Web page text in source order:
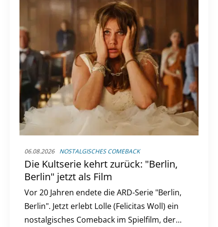
06.08.2026 NOSTALGISCHES COMEBACK
Die Kultserie kehrt zurück: "Berlin,
Berlin" jetzt als Film
Vor 20 Jahren endete die ARD-Serie "Berlin,
Berlin". Jetzt erlebt Lolle (Felicitas Woll) ein
nostalgisches Comeback im Spielfilm, der